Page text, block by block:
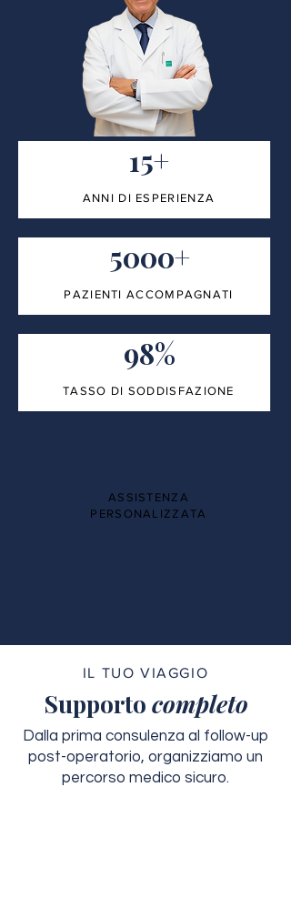
15+
ANNI DI ESPERIENZA
5000+
PAZIENTI ACCOMPAGNATI
98%
TASSO DI SODDISFAZIONE
ASSISTENZA
PERSONALIZZATA
IL TUO VIAGGIO
Supporto completo
Dalla prima consulenza al follow-up
post-operatorio, organizziamo un
percorso medico sicuro.